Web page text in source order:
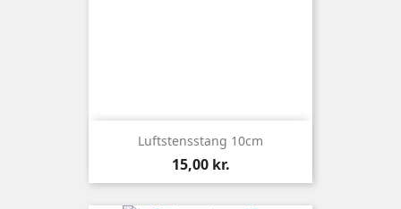
Luftstensstang 10cm
Pris
15,00 kr.